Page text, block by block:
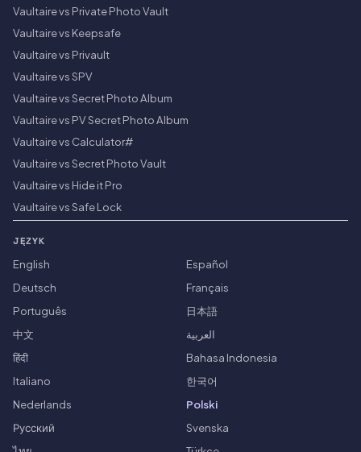
Vaultaire vs Private Photo Vault
Vaultaire vs Keepsafe
Vaultaire vs Privault
Vaultaire vs SPV
Vaultaire vs Secret Photo Album
Vaultaire vs PV Secret Photo Album
Vaultaire vs Calculator#
Vaultaire vs Secret Photo Vault
Vaultaire vs Hide it Pro
Vaultaire vs Safe Lock
JĘZYK
English
Español
Deutsch
Français
Português
日本語
中文
العربية
हिंदी
Bahasa Indonesia
Italiano
한국어
Nederlands
Polski
Русский
Svenska